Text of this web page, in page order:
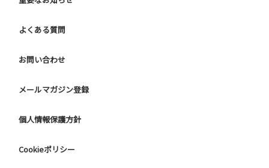
よくある質問
お問い合わせ
メールマガジン登録
個人情報保護方針
Cookieポリシー